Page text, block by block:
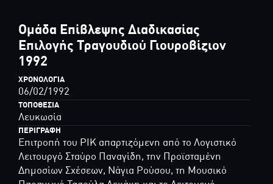
Ομάδα Επίβλεψης Διαδικασίας
Επιλογής Τραγουδιού Γιουροβίζιον
1992
ΧΡΟΝΟΛΟΓΊΑ
06/02/1992
ΤΟΠΟΘΕΣΊΑ
Λευκωσία
ΠΕΡΙΓΡΑΦΉ
Επιτροπή του ΡΙΚ απαρτιζόμενη από το Λογιστικό
Λειτουργό Σταύρο Παναγίδη, την Προϊσταμένη
Δημοσίων Σχέσεων, Νάγια Ρούσου, τη Μουσικό